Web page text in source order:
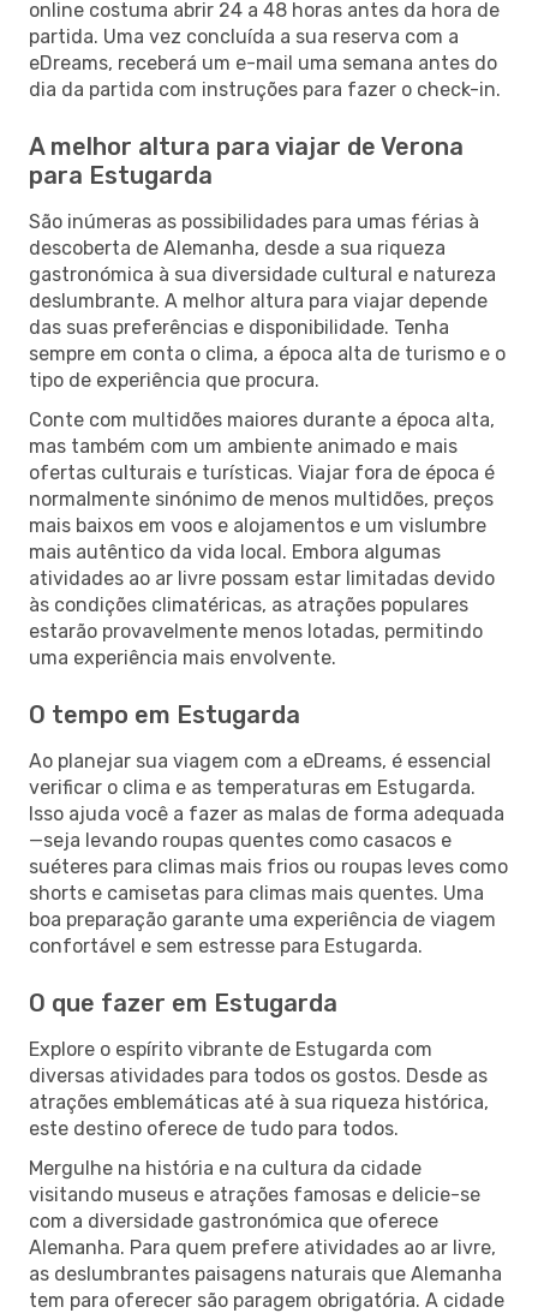
online costuma abrir 24 a 48 horas antes da hora de
partida. Uma vez concluída a sua reserva com a
eDreams, receberá um e-mail uma semana antes do
dia da partida com instruções para fazer o check-in.
A melhor altura para viajar de Verona
para Estugarda
São inúmeras as possibilidades para umas férias à
descoberta de Alemanha, desde a sua riqueza
gastronómica à sua diversidade cultural e natureza
deslumbrante. A melhor altura para viajar depende
das suas preferências e disponibilidade. Tenha
sempre em conta o clima, a época alta de turismo e o
tipo de experiência que procura.
Conte com multidões maiores durante a época alta,
mas também com um ambiente animado e mais
ofertas culturais e turísticas. Viajar fora de época é
normalmente sinónimo de menos multidões, preços
mais baixos em voos e alojamentos e um vislumbre
mais autêntico da vida local. Embora algumas
atividades ao ar livre possam estar limitadas devido
às condições climatéricas, as atrações populares
estarão provavelmente menos lotadas, permitindo
uma experiência mais envolvente.
O tempo em Estugarda
Ao planejar sua viagem com a eDreams, é essencial
verificar o clima e as temperaturas em Estugarda.
Isso ajuda você a fazer as malas de forma adequada
—seja levando roupas quentes como casacos e
suéteres para climas mais frios ou roupas leves como
shorts e camisetas para climas mais quentes. Uma
boa preparação garante uma experiência de viagem
confortável e sem estresse para Estugarda.
O que fazer em Estugarda
Explore o espírito vibrante de Estugarda com
diversas atividades para todos os gostos. Desde as
atrações emblemáticas até à sua riqueza histórica,
este destino oferece de tudo para todos.
Mergulhe na história e na cultura da cidade
visitando museus e atrações famosas e delicie-se
com a diversidade gastronómica que oferece
Alemanha. Para quem prefere atividades ao ar livre,
as deslumbrantes paisagens naturais que Alemanha
tem para oferecer são paragem obrigatória. A cidade